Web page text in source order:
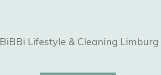
BiBBi Lifestyle & Cleaning Limburg